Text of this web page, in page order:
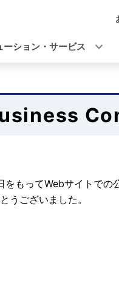
ーション・サービス
もってWebサイトでの
うございました。